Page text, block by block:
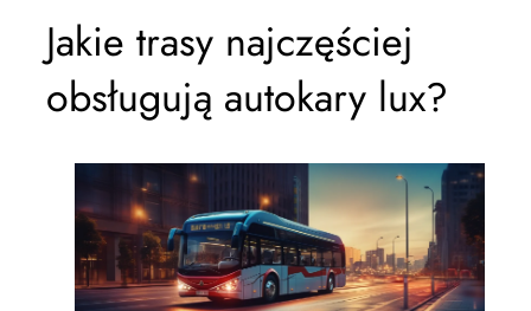
Jakie trasy najczęściej
obsługują autokary lux?